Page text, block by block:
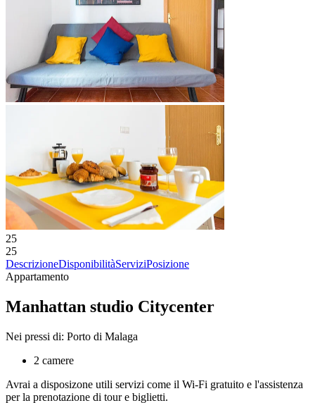
25
25
DescrizioneDisponibilitàServiziPosizione
Appartamento
Manhattan studio Citycenter
Nei pressi di: Porto di Malaga
2 camere
Avrai a disposizone utili servizi come il Wi-Fi gratuito e l'assistenza
per la prenotazione di tour e biglietti.